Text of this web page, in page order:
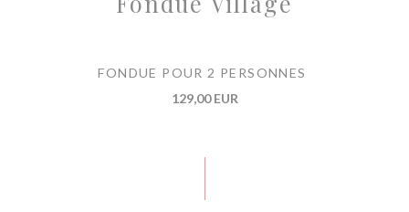
FONDUE POUR 2 PERSONNES
129,00 EUR